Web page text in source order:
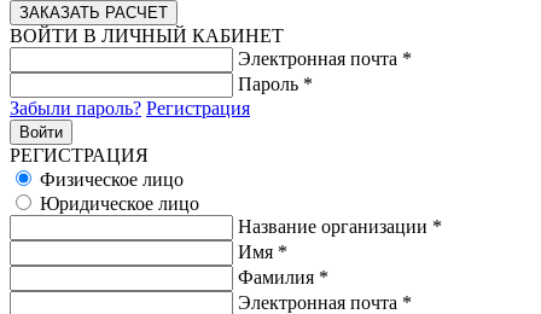
ВОЙТИ В ЛИЧНЫЙ КАБИНЕТ
Электронная почта *
Пароль *
Забыли пароль? Регистрация
РЕГИСТРАЦИЯ
Физическое лицо
Юридическое лицо
Название организации *
Имя *
Фамилия *
Электронная почта *